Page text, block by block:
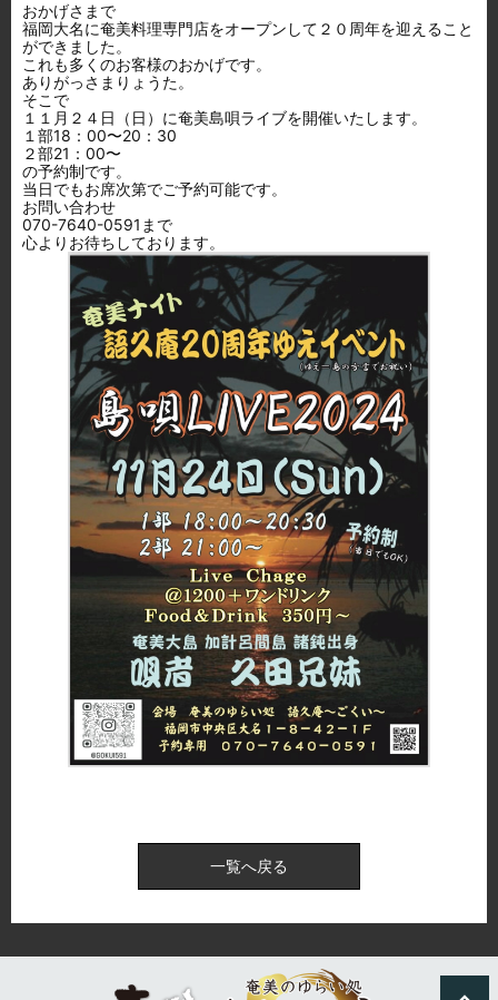
おかげさまで
福岡大名に奄美料理専門店をオープンして２０周年を迎えること
ができました。
これも多くのお客様のおかげです。
ありがっさまりょうた。
そこで
１１月２４日（日）に奄美島唄ライブを開催いたします。
１部18：00〜20：30
２部21：00〜
の予約制です。
当日でもお席次第でご予約可能です。
お問い合わせ
070-7640-0591まで
心よりお待ちしております。
一覧へ戻る